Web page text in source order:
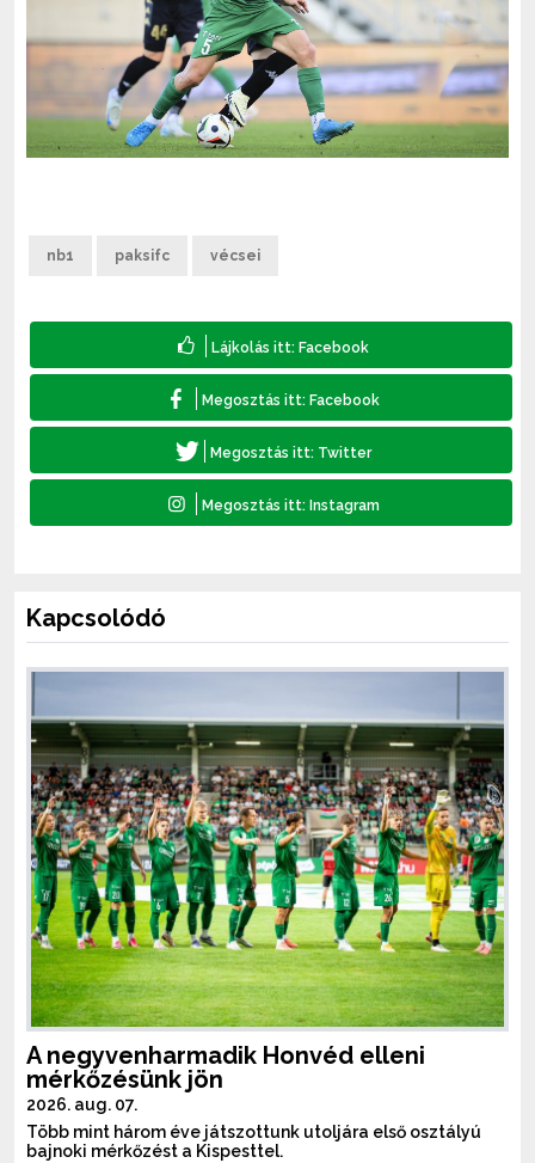
nb1 paksifc vécsei
Kapcsolódó
A negyvenharmadik Honvéd elleni
mérkőzésünk jön
2026. aug. 07.
Több mint három éve játszottunk utoljára első osztályú
bajnoki mérkőzést a Kispesttel.